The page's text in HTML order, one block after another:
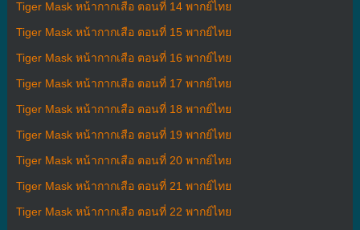
Tiger Mask หน้ากากเสือ ตอนที่ 14 พากย์ไทย
Tiger Mask หน้ากากเสือ ตอนที่ 15 พากย์ไทย
Tiger Mask หน้ากากเสือ ตอนที่ 16 พากย์ไทย
Tiger Mask หน้ากากเสือ ตอนที่ 17 พากย์ไทย
Tiger Mask หน้ากากเสือ ตอนที่ 18 พากย์ไทย
Tiger Mask หน้ากากเสือ ตอนที่ 19 พากย์ไทย
Tiger Mask หน้ากากเสือ ตอนที่ 20 พากย์ไทย
Tiger Mask หน้ากากเสือ ตอนที่ 21 พากย์ไทย
Tiger Mask หน้ากากเสือ ตอนที่ 22 พากย์ไทย